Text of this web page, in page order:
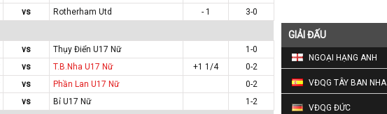
vs Rotherham Utd - 1
3-0
vs Thụy Điển U17 Nữ
1-0
vs T.B.Nha U17 Nữ +1 1/4
0-2
vs Phần Lan U17 Nữ
0-2
vs Bỉ U17 Nữ
1-2
GIẢI ĐẤU
NGOẠI HẠNG ANH
VĐQG TÂY BAN NHA
VĐQG ĐỨC